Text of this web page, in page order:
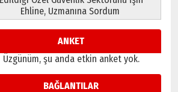
Ehline, Uzmanına Sordum
ANKET
Üzgünüm, şu anda etkin anket yok.
BAĞLANTILAR